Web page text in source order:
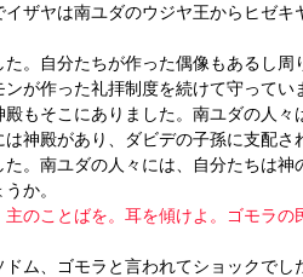
ザヤは南ユダのウジヤ王からヒゼ
。自分たちが作った偶像もあるし周
が作った礼拝制度を続けて守ってい
もそこにありました。南ユダの人々
神殿があり、ダビデの子孫に支配さ
。南ユダの人々には、自分たちは神
か。
のことばを。耳を傾けよ。ゴモラの
ム、ゴモラと言われてショックでし